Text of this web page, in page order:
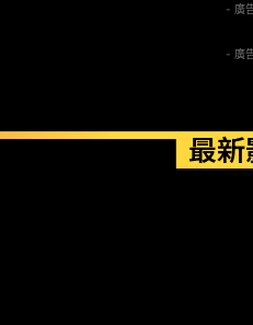
- 廣
- 廣
最